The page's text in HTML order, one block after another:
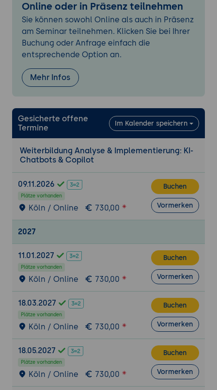
Online oder in Präsenz teilnehmen
Sie können sowohl Online als auch in Präsenz
am Seminar teilnehmen. Klicken Sie bei Ihrer
Buchung oder Anfrage einfach die
entsprechende Option an.
Mehr Infos
Gesicherte offene
Termine
Im Kalender speichern
Weiterbildung Analyse & Implementierung: KI-
Chatbots & Copilot
09.11.2026
Plätze vorhanden
Köln / Online 730,00
Buchen
Vormerken
2027
11.01.2027
Plätze vorhanden
Köln / Online 730,00
Buchen
Vormerken
18.03.2027
Plätze vorhanden
Köln / Online 730,00
Buchen
Vormerken
18.05.2027
Plätze vorhanden
Köln / Online 730,00
Buchen
Vormerken